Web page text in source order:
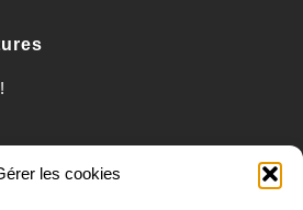
les cookies